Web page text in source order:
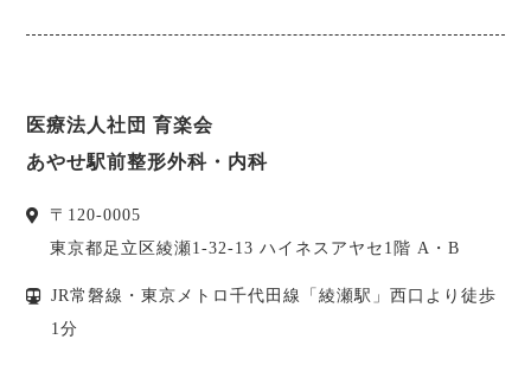
医療法人社団 育楽会
あやせ駅前整形外科・内科
〒 120-0005
東京都足立区綾瀬1-32-13 ハイネスアヤセ1階 A・B
JR常磐線・東京メトロ千代田線「綾瀬駅」西口より徒歩
1分